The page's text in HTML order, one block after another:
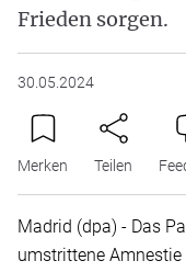
Frieden sorgen.
30.05.2024
Merken Teilen
Madrid (dpa) - Das
umstrittene